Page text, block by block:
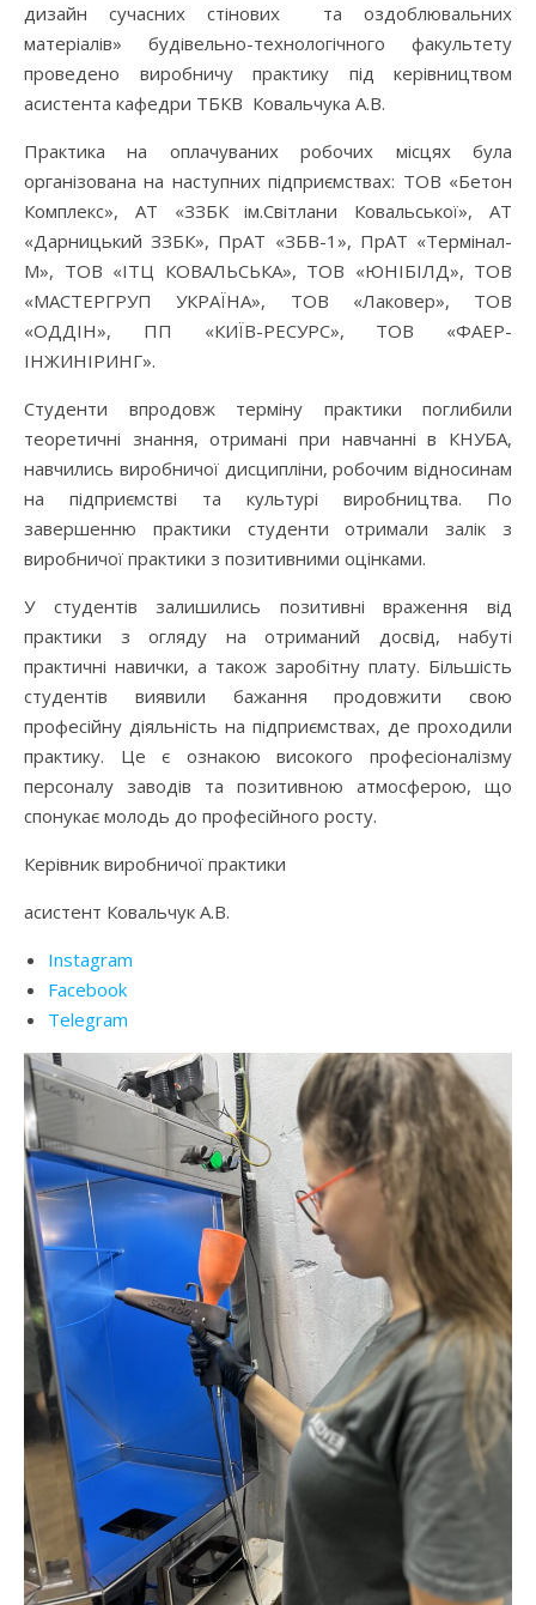
дизайн сучасних стінових та оздоблювальних
матеріалів» будівельно-технологічного факультету
проведено виробничу практику під керівництвом
асистента кафедри ТБКВ Ковальчука А.В.
Практика на оплачуваних робочих місцях була
організована на наступних підприємствах: ТОВ «Бетон
Комплекс», АТ «ЗЗБК ім.Світлани Ковальської», АТ
«Дарницький ЗЗБК», ПрАТ «ЗБВ-1», ПрАТ «Термінал-
М», ТОВ «ІТЦ КОВАЛЬСЬКА», ТОВ «ЮНІБІЛД», ТОВ
«МАСТЕРГРУП УКРАЇНА», ТОВ «Лаковер», ТОВ
«ОДДІН», ПП «КИЇВ-РЕСУРС», ТОВ «ФАЕР-
ІНЖИНІРИНГ».
Студенти впродовж терміну практики поглибили
теоретичні знання, отримані при навчанні в КНУБА,
навчились виробничої дисципліни, робочим відносинам
на підприємстві та культурі виробництва. По
завершенню практики студенти отримали залік з
виробничої практики з позитивними оцінками.
У студентів залишились позитивні враження від
практики з огляду на отриманий досвід, набуті
практичні навички, а також заробітну плату. Більшість
студентів виявили бажання продовжити свою
професійну діяльність на підприємствах, де проходили
практику. Це є ознакою високого професіоналізму
персоналу заводів та позитивною атмосферою, що
спонукає молодь до професійного росту.
Керівник виробничої практики
асистент Ковальчук А.В.
Instagram
Facebook
Telegram